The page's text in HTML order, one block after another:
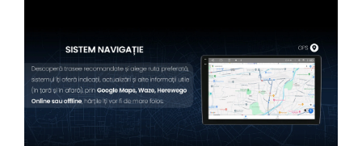
Conectică Skoda
Conectică Honda
Conectică Chevrolet